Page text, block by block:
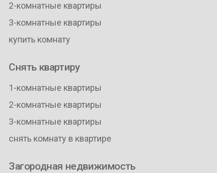
2-комнатные квартиры
3-комнатные квартиры
купить комнату
Снять квартиру
1-комнатные квартиры
2-комнатные квартиры
3-комнатные квартиры
снять комнату в квартире
Загородная недвижимость